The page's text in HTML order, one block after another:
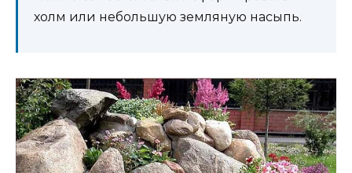
холм или небольшую земляную насыпь.